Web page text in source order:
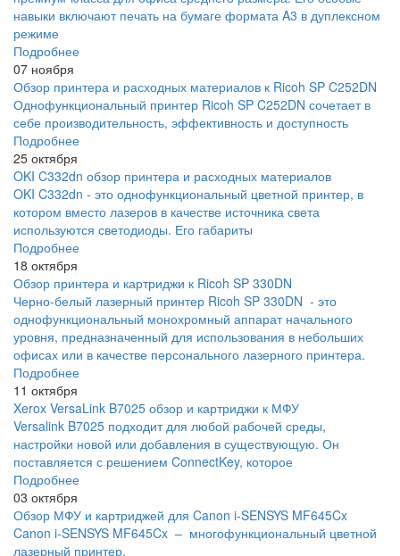
навыки включают печать на бумаге формата A3 в дуплексном
режиме
Подробнее
07 ноября
Обзор принтера и расходных материалов к Ricoh SP C252DN
Однофункциональный принтер Ricoh SP C252DN сочетает в
себе производительность, эффективность и доступность
Подробнее
25 октября
OKI C332dn обзор принтера и расходных материалов
OKI C332dn - это однофункциональный цветной принтер, в
котором вместо лазеров в качестве источника света
используются светодиоды. Его габариты
Подробнее
18 октября
Обзор принтера и картриджи к Ricoh SP 330DN
Черно-белый лазерный принтер Ricoh SP 330DN - это
однофункциональный монохромный аппарат начального
уровня, предназначенный для использования в небольших
офисах или в качестве персонального лазерного принтера.
Подробнее
11 октября
Xerox VersaLink B7025 обзор и картриджи к МФУ
Versalink B7025 подходит для любой рабочей среды,
настройки новой или добавления в существующую. Он
поставляется с решением ConnectKey, которое
Подробнее
03 октября
Обзор МФУ и картриджей для Canon i-SENSYS MF645Cx
Canon i-SENSYS MF645Cx – многофункциональный цветной
лазерный принтер,